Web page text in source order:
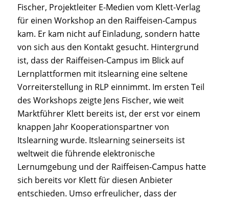
Fischer, Projektleiter E-Medien vom Klett-Verlag
für einen Workshop an den Raiffeisen-Campus
kam. Er kam nicht auf Einladung, sondern hatte
von sich aus den Kontakt gesucht. Hintergrund
ist, dass der Raiffeisen-Campus im Blick auf
Lernplattformen mit itslearning eine seltene
Vorreiterstellung in RLP einnimmt. Im ersten Teil
des Workshops zeigte Jens Fischer, wie weit
Marktführer Klett bereits ist, der erst vor einem
knappen Jahr Kooperationspartner von
Itslearning wurde. Itslearning seinerseits ist
weltweit die führende elektronische
Lernumgebung und der Raiffeisen-Campus hatte
sich bereits vor Klett für diesen Anbieter
entschieden. Umso erfreulicher, dass der